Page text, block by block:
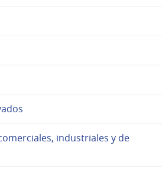
industriales y de